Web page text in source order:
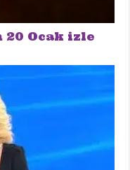
20 Ocak izle